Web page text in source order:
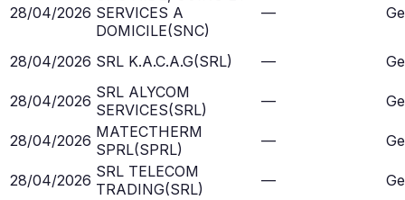
28/04/2026 SERVICES A
DOMICILE(SNC)
—
28/04/2026 SRL K.A.C.A.G(SRL) —
28/04/2026 SRL ALYCOM
SERVICES(SRL) —
28/04/2026 MATECTHERM
SPRL(SPRL) —
28/04/2026 SRL TELECOM
TRADING(SRL) —